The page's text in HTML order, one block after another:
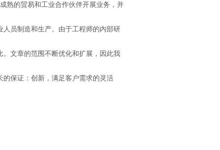
熟的贸易和工业合作伙伴开展业务，并
人员制造和生产。由于工程师的内部研
文章的范围不断优化和扩展，因此我
保证：创新，满足客户需求的灵活